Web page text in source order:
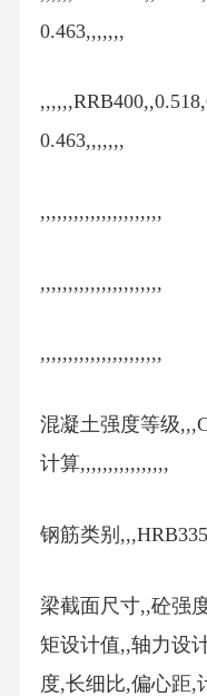
0.463,,,,,,,
0.463,,,,,,,
,,,,,,,,,,,,,,,,,,,,,,
,,,,,,,,,,,,,,,,,,,,,,
,,,,,,,,,,,,,,,,,,,,,,
混凝土强度等级
计算,,,,,,,,,,,,,,,,
钢筋类别
梁截面尺寸,,砼强
矩设计值,,轴力设
度,长细比,偏心距,